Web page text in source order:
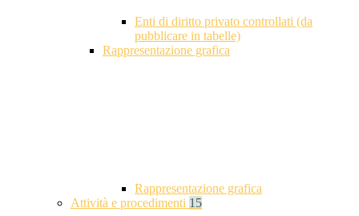
Enti di diritto privato controllati (da
pubblicare in tabelle)
Rappresentazione grafica
Rappresentazione grafica
Attività e procedimenti 15